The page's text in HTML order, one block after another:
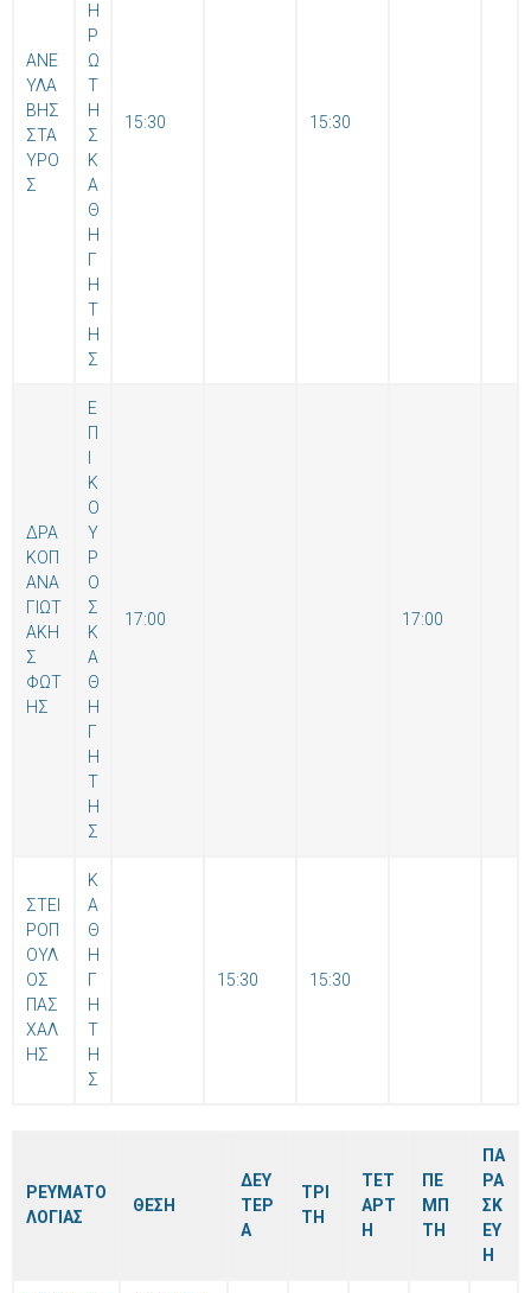
ΑΝΕ
ΥΛΑ
ΒΗΣ
ΣΤΑ
ΥΡΟ
Σ
Η
Ρ
Ω
Τ
Η
Σ
Κ
Α
Θ
Η
Γ
Η
Τ
Η
Σ
15:30 15:30
ΔΡΑ
ΚΟΠ
ΑΝΑ
ΓΙΩΤ
ΑΚΗ
Σ
ΦΩΤ
ΗΣ
Ε
Π
Κ
Ο
Υ
Ρ
Ο
Σ
Κ
Α
Θ
Η
Γ
Η
Τ
Η
Σ
17:00 17:00
ΣΤΕΙ
ΡΟΠ
ΟΥΛ
ΟΣ
ΠΑΣ
ΧΑΛ
ΗΣ
Κ
Α
Θ
Η
Γ
Η
Τ
Η
Σ
15:30 15:30
ΡΕΥΜΑΤΟ
ΛΟΓΙΑΣ
ΘΕΣΗ
ΔΕΥ
ΤΕΡ
Α
ΤΡΙ
ΤΗ
ΤΕΤ
ΑΡΤ
Η
ΠΕ
ΜΠ
ΤΗ
ΠΑ
ΡΑ
ΣΚ
ΕΥ
Η